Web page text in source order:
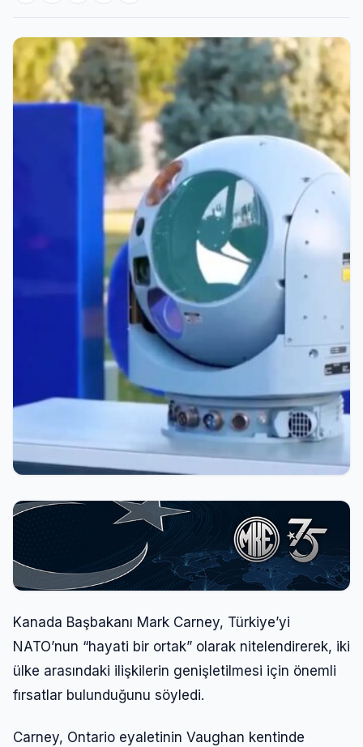
Kanada Başbakanı Mark Carney, Türkiye’yi
NATO’nun “hayati bir ortak” olarak nitelendirerek, iki
ülke arasındaki ilişkilerin genişletilmesi için önemli
fırsatlar bulunduğunu söyledi.
Carney, Ontario eyaletinin Vaughan kentinde